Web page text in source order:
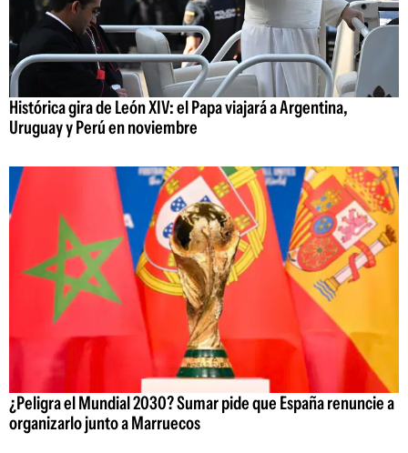
Histórica gira de León XIV: el Papa viajará a Argentina,
Uruguay y Perú en noviembre
¿Peligra el Mundial 2030? Sumar pide que España renuncie a
organizarlo junto a Marruecos